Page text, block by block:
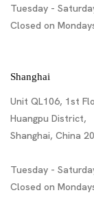
Tuesday -
Closed on
Shanghai
Unit QL106, 1st
Huangpu District,
Shanghai, China
Tuesday -
Closed on